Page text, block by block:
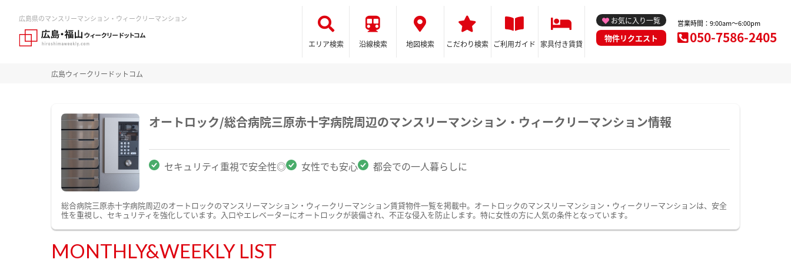
広島県のマンスリーマンション・ウィークリーマンション
エリア検索 沿線検索 地図検索 こだわり検索 ご利用ガイド 家具付き賃貸
お気に入り一覧
物件リクエスト
営業時間：9:00am～6:00pm
050-7586-2405
広島ウィークリードットコム
オートロック/総合病院三原赤十字病院周辺のマンスリーマンション・ウィークリーマンション情報
セキュリティ重視で安全性◎ 女性でも安心 都会での一人暮らしに
総合病院三原赤十字病院周辺のオートロックのマンスリーマンション・ウィークリーマンション賃貸物件一覧を掲載中。オートロックのマンスリーマンション・ウィークリーマンションは、安全
性を重視し、セキュリティを強化しています。入口やエレベーターにオートロックが装備され、不正な侵入を防止します。特に女性の方に人気の条件となっています。
MONTHLY&WEEKLY LIST